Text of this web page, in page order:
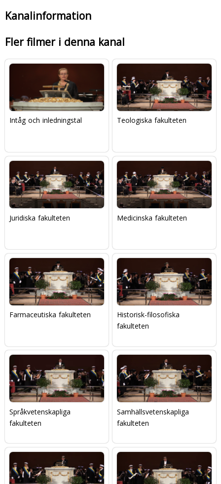
Kanalinformation
Fler filmer i denna kanal
Intåg och inledningstal Teologiska fakulteten
Juridiska fakulteten Medicinska fakulteten
Farmaceutiska fakulteten
Historisk-filosofiska
fakulteten
Språkvetenskapliga
fakulteten
Samhällsvetenskapliga
fakulteten